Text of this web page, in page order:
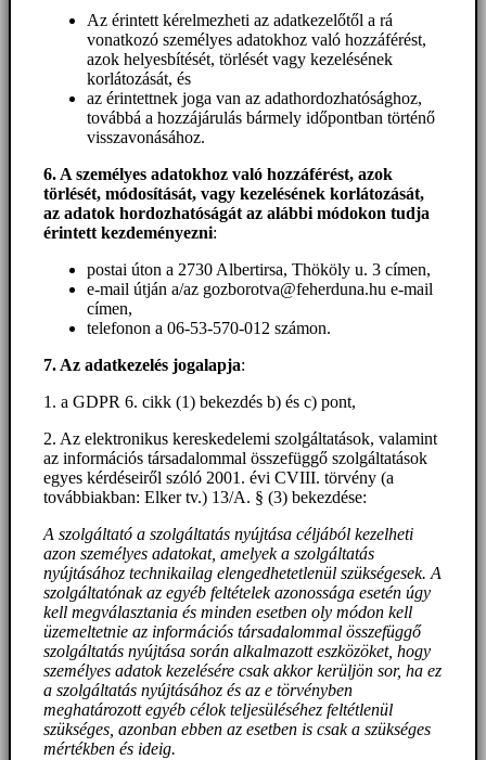
Az érintett kérelmezheti az adatkezelőtől a rá
vonatkozó személyes adatokhoz való hozzáférést,
azok helyesbítését, törlését vagy kezelésének
korlátozását, és
az érintettnek joga van az adathordozhatósághoz,
továbbá a hozzájárulás bármely időpontban történő
visszavonásához.
6. A személyes adatokhoz való hozzáférést, azok
törlését, módosítását, vagy kezelésének korlátozását,
az adatok hordozhatóságát az alábbi módokon tudja
érintett kezdeményezni:
postai úton a 2730 Albertirsa, Thököly u. 3 címen,
e-mail útján a/az gozborotva@feherduna.hu e-mail
címen,
telefonon a 06-53-570-012 számon.
7. Az adatkezelés jogalapja:
1. a GDPR 6. cikk (1) bekezdés b) és c) pont,
2. Az elektronikus kereskedelemi szolgáltatások, valamint
az információs társadalommal összefüggő szolgáltatások
egyes kérdéseiről szóló 2001. évi CVIII. törvény (a
továbbiakban: Elker tv.) 13/A. § (3) bekezdése:
A szolgáltató a szolgáltatás nyújtása céljából kezelheti
azon személyes adatokat, amelyek a szolgáltatás
nyújtásához technikailag elengedhetetlenül szükségesek. A
szolgáltatónak az egyéb feltételek azonossága esetén úgy
kell megválasztania és minden esetben oly módon kell
üzemeltetnie az információs társadalommal összefüggő
szolgáltatás nyújtása során alkalmazott eszközöket, hogy
személyes adatok kezelésére csak akkor kerüljön sor, ha ez
a szolgáltatás nyújtásához és az e törvényben
meghatározott egyéb célok teljesüléséhez feltétlenül
szükséges, azonban ebben az esetben is csak a szükséges
mértékben és ideig.